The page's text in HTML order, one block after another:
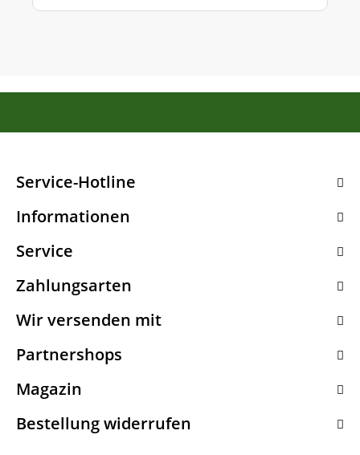
Service-Hotline
Informationen
Service
Zahlungsarten
Wir versenden mit
Partnershops
Magazin
Bestellung widerrufen